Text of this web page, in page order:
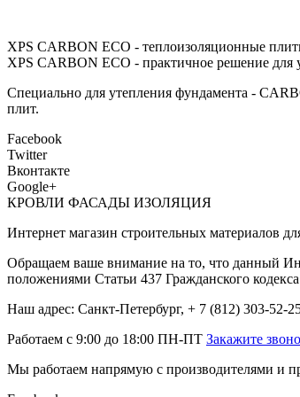
XPS CARBON ECO - теплоизоляционные
XPS CARBON ECO - практичное решение для
Специально для утепления фундамента -
плит.
Facebook
Twitter
Вконтакте
Google+
КРОВЛИ ФАСАДЫ ИЗОЛЯЦИЯ
Интернет магазин строительных материалов
Обращаем ваше внимание на то, что данный
положениями Статьи 437 Гражданского
Наш адрес: Санкт-Петербург, + 7 (812) 303-52-
Работаем с 9:00 до 18:00 ПН-ПТ Закажите
Мы работаем напрямую с производителями и